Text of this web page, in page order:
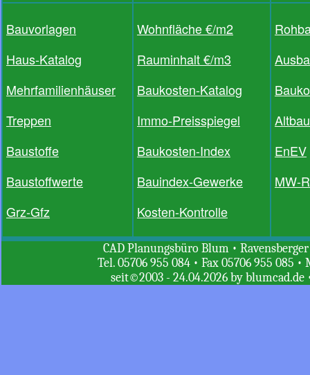
Bauvorlagen
Haus-Katalog
Mehrfamilienhäuser
Treppen
Baustoffe
Baustoffwerte
Grz-Gfz
Wohnfläche €/m2
Rauminhalt €/m3
Baukosten-Katalog
Immo-Preisspiegel
Baukosten-Index
Bauindex-Gewerke
Kosten-Kontrolle
EnEV
MW-
CAD Planungsbüro Blum •
Tel. 05706 955 084 • Fax 05706 955 085
seit©2003 - 24.04.2026 by blumcad.de